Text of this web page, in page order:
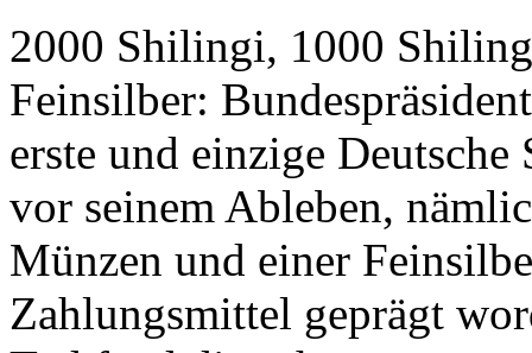
2000 Shilingi, 1000
Feinsilber:
erste und einzige Deutsche
vor seinem Ableben,
Münzen und einer
Zahlungsmittel geprägt